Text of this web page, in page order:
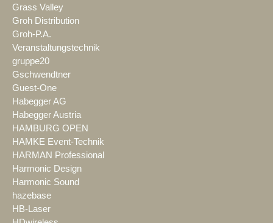
Grass Valley
Groh Distribution
Groh-P.A.
Veranstaltungstechnik
gruppe20
Gschwendtner
Guest-One
Habegger AG
Habegger Austria
HAMBURG OPEN
HAMKE Event-Technik
HARMAN Professional
Harmonic Design
Harmonic Sound
hazebase
HB-Laser